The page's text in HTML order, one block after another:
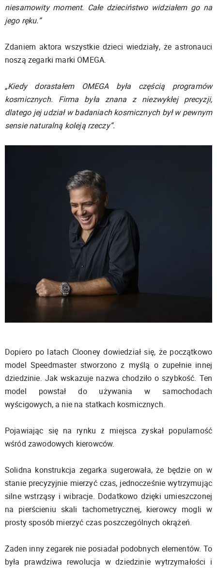
niesamowity moment. Całe dzieciństwo widziałem go na
jego ręku.”
Zdaniem aktora wszystkie dzieci wiedziały, że astronauci
noszą zegarki marki OMEGA.
„Kiedy dorastałem OMEGA była częścią programów
kosmicznych. Firma była znana z niezwykłej precyzji,
dlatego jej udział w badaniach kosmicznych był w pewnym
sensie naturalną koleją rzeczy”.
Dopiero po latach Clooney dowiedział się, że początkowo
model Speedmaster stworzono z myślą o zupełnie innej
dziedzinie. Jak wskazuje nazwa chodziło o szybkość. Ten
model powstał do używania w samochodach
wyścigowych, a nie na statkach kosmicznych.
Pojawiając się na rynku z miejsca zyskał popularność
wśród zawodowych kierowców.
Solidna konstrukcja zegarka sugerowała, że będzie on w
stanie precyzyjnie mierzyć czas, jednocześnie wytrzymując
silne wstrząsy i wibracje. Dodatkowo dzięki umieszczonej
na pierścieniu skali tachometrycznej, kierowcy mogli w
prosty sposób mierzyć czas poszczególnych okrążeń.
Żaden inny zegarek nie posiadał podobnych elementów. To
była prawdziwa rewolucja w dziedzinie wytrzymałości i